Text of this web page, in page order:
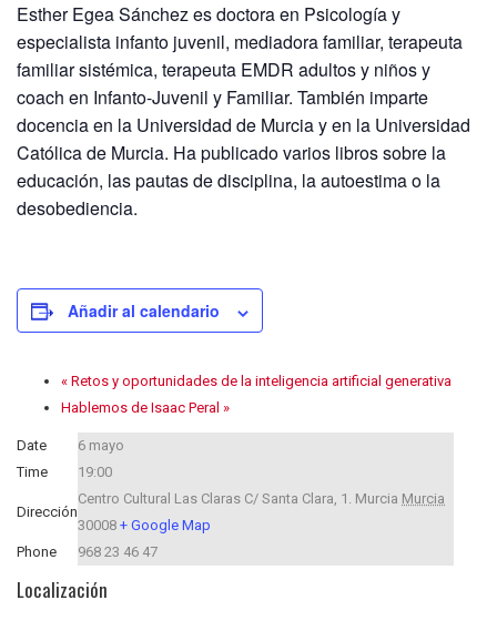
Esther Egea Sánchez es doctora en Psicología y
especialista infanto juvenil, mediadora familiar, terapeuta
familiar sistémica, terapeuta EMDR adultos y niños y
coach en Infanto-Juvenil y Familiar. También imparte
docencia en la Universidad de Murcia y en la Universidad
Católica de Murcia. Ha publicado varios libros sobre la
educación, las pautas de disciplina, la autoestima o la
desobediencia.
Añadir al calendario
« Retos y oportunidades de la inteligencia artificial generativa
Hablemos de Isaac Peral »
Date
6 mayo
Time
19:00
Dirección
Centro Cultural Las Claras C/ Santa Clara, 1. Murcia Murcia
30008 + Google Map
Phone
968 23 46 47
Localización